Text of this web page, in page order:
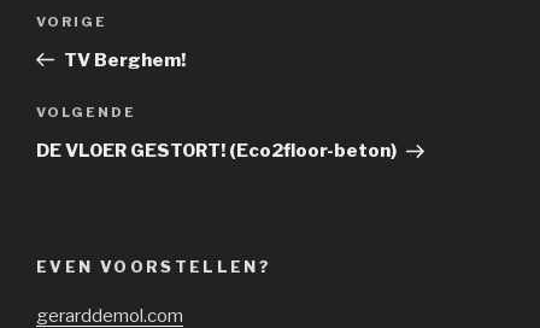
Vorig
bericht
VORIGE
TV Berghem!
Volgend
bericht
VOLGENDE
DE VLOER GESTORT! (Eco2floor-beton)
EVEN VOORSTELLEN?
gerarddemol.com